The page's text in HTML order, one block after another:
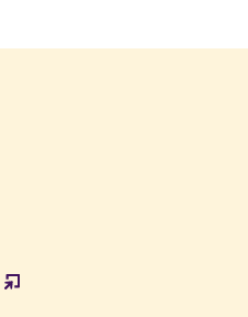
(opent